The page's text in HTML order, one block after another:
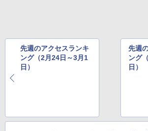
先週のアクセスランキ
ング（2月24日～3月1
日）
先週
ング
日）